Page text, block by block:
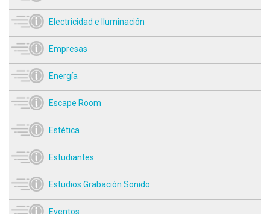
Electricidad e Iluminación
Empresas
Energía
Escape Room
Estética
Estudiantes
Estudios Grabación Sonido
Eventos